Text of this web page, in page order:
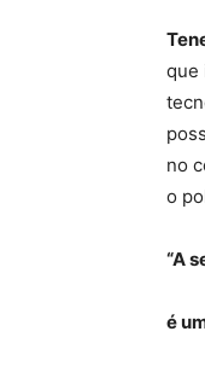
que
no
o
“A
é